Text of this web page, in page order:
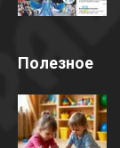
Полезное